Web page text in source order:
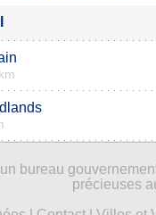
bureau
précieuses